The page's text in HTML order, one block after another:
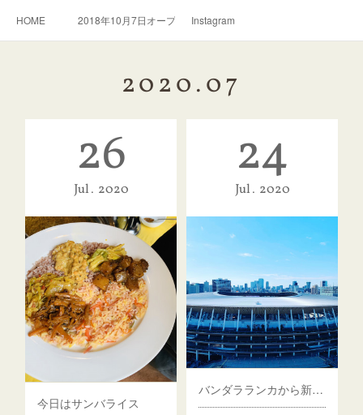
HOME 2018年10月7日オープン。スリランカ料理とおいしい紅茶のお
Instagram
2020.07
26
Jul 2020
今日はサンバライス
24
Jul 2020
バンダラランカから新国立競技場まで歩いて10分です